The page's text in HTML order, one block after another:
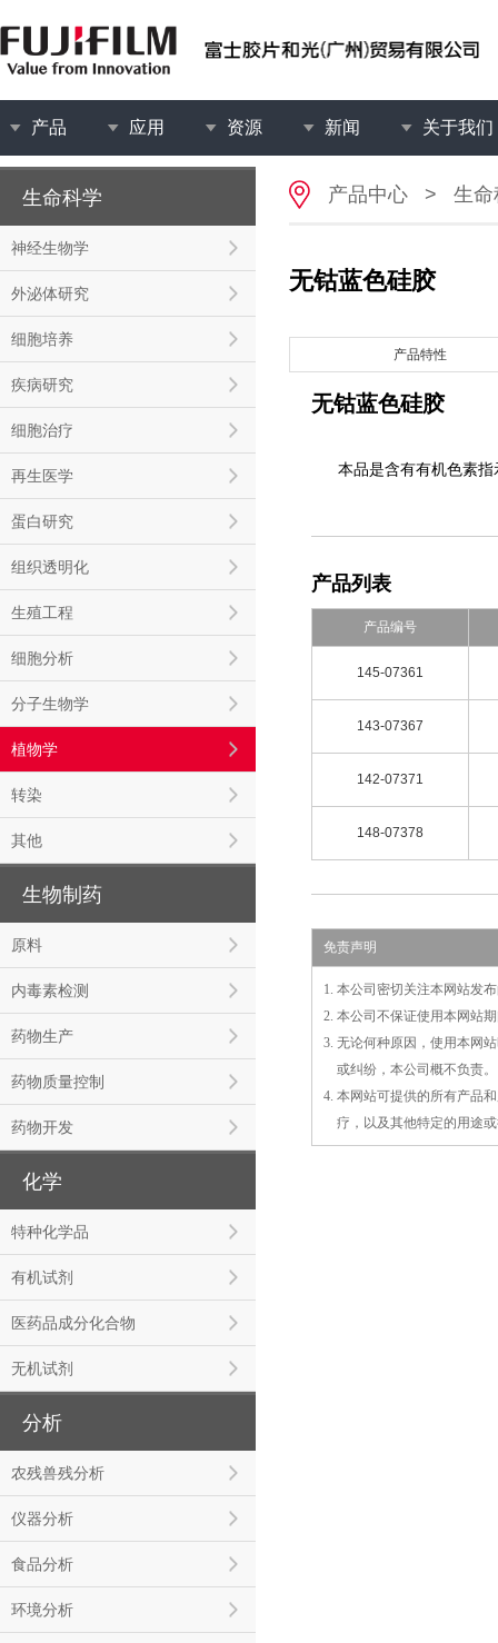
产品 应用 资源 新闻 关于我们
生命科学
神经生物学
外泌体研究
细胞培养
疾病研究
细胞治疗
再生医学
蛋白研究
组织透明化
生殖工程
细胞分析
分子生物学
植物学
转染
其他
生物制药
原料
内毒素检测
药物生产
药物质量控制
药物开发
化学
特种化学品
有机试剂
医药品成分化合物
无机试剂
分析
农残兽残分析
仪器分析
食品分析
环境分析
产品中心 > 生命
无钴蓝色硅胶
产品特性
无钴蓝色硅胶
本品是含有有机色素
产品列表
产品编号
145-07361
143-07367
142-07371
148-07378
免责声明
1. 本公司密切关注本网站发
2. 本公司不保证使用本网站
3. 无论何种原因，使用本网
或纠纷，本公司概不负责。
4. 本网站可提供的所有产品
疗，以及其他特定的用途